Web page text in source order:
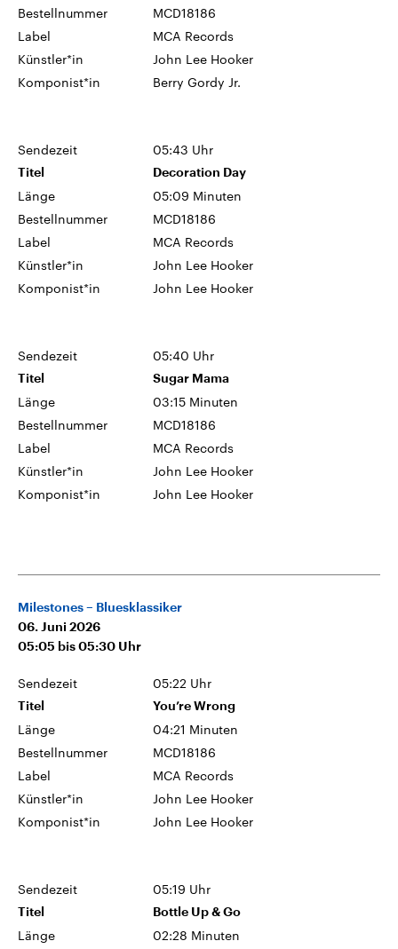
Bestellnummer
MCD18186
Label
MCA Records
Künstler*in
John Lee Hooker
Komponist*in
Berry Gordy Jr.
Sendezeit 05:43 Uhr
Titel Decoration Day
Länge
05:09 Minuten
Bestellnummer
MCD18186
Label
MCA Records
Künstler*in
John Lee Hooker
Komponist*in
John Lee Hooker
Sendezeit 05:40 Uhr
Titel Sugar Mama
Länge
03:15 Minuten
Bestellnummer
MCD18186
Label
MCA Records
Künstler*in
John Lee Hooker
Komponist*in
John Lee Hooker
Milestones – Bluesklassiker
06. Juni 2026
05:05 bis 05:30 Uhr
Sendezeit 05:22 Uhr
Titel You’re Wrong
Länge
04:21 Minuten
Bestellnummer
MCD18186
Label
MCA Records
Künstler*in
John Lee Hooker
Komponist*in
John Lee Hooker
Sendezeit 05:19 Uhr
Titel Bottle Up & Go
Länge
02:28 Minuten